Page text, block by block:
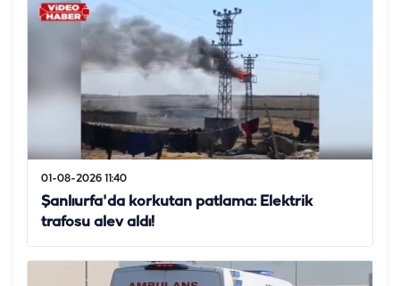
01-08-2026 11:40
Şanlıurfa'da korkutan patlama: Elektrik
trafosu alev aldı!